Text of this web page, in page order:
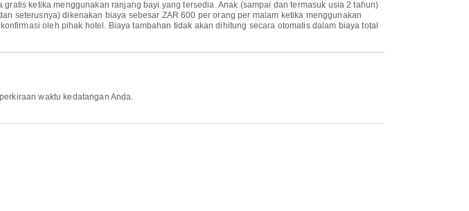
ketika menggunakan ranjang bayi yang tersedia. Anak (sampai dan termasuk usia 2 tahun)
seterusnya) dikenakan biaya sebesar ZAR 600 per orang per malam ketika menggunakan
oleh pihak hotel. Biaya tambahan tidak akan dihitung secara otomatis dalam biaya total
waktu kedatangan Anda.